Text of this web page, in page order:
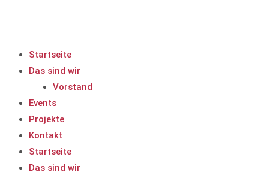
Startseite
Das sind wir
Vorstand
Events
Projekte
Kontakt
Startseite
Das sind wir